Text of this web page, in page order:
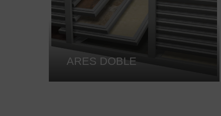
ARES DOBLE